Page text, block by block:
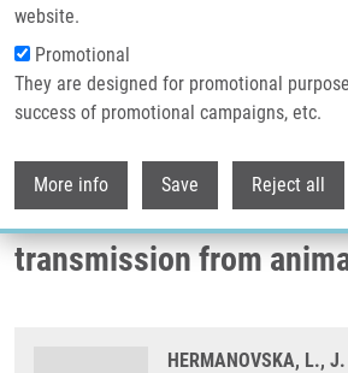
website.
Promotional
They are designed for promotional
success of promotional campaigns, etc.
More info Save Reject all
Drobečková navigace
Domů
Vancomycin-resistant Enterococci - The Nature
Transmission From Animals To Humans
Vancomycin-resistant
the nature of resistance
transmission from
HERMANOVSKA, L., J.